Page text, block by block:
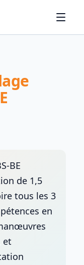
BE
de 1,5
tous les 3
en
et